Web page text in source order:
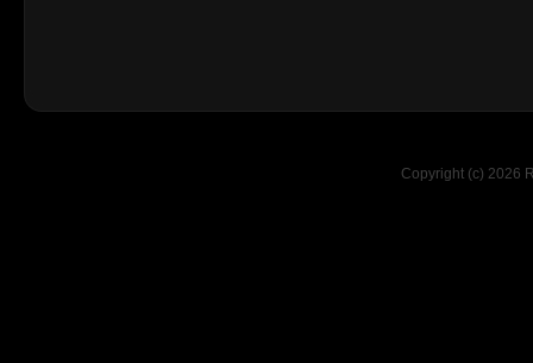
Copyright (c) 2026